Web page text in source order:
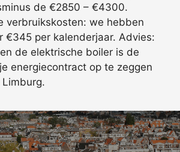
de €2850 – €4300.
verbruikskosten: we hebben
€345 per kalenderjaar. Advies:
de elektrische boiler is de
energiecontract op te zeggen